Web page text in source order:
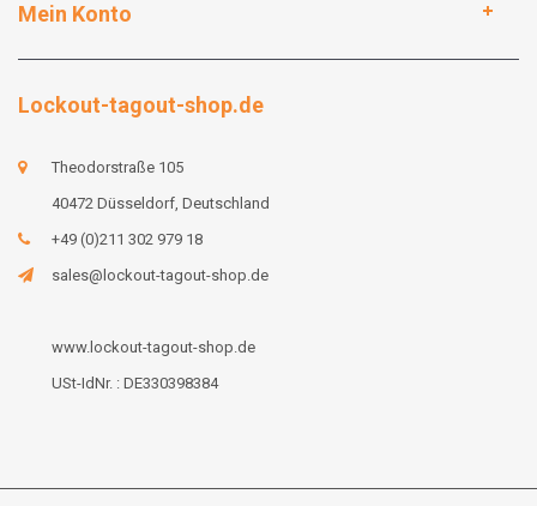
Mein Konto
Lockout-tagout-shop.de
Theodorstraße 105
40472 Düsseldorf, Deutschland
+49 (0)211 302 979 18
sales@lockout-tagout-shop.de
www.lockout-tagout-shop.de
USt-IdNr. : DE330398384